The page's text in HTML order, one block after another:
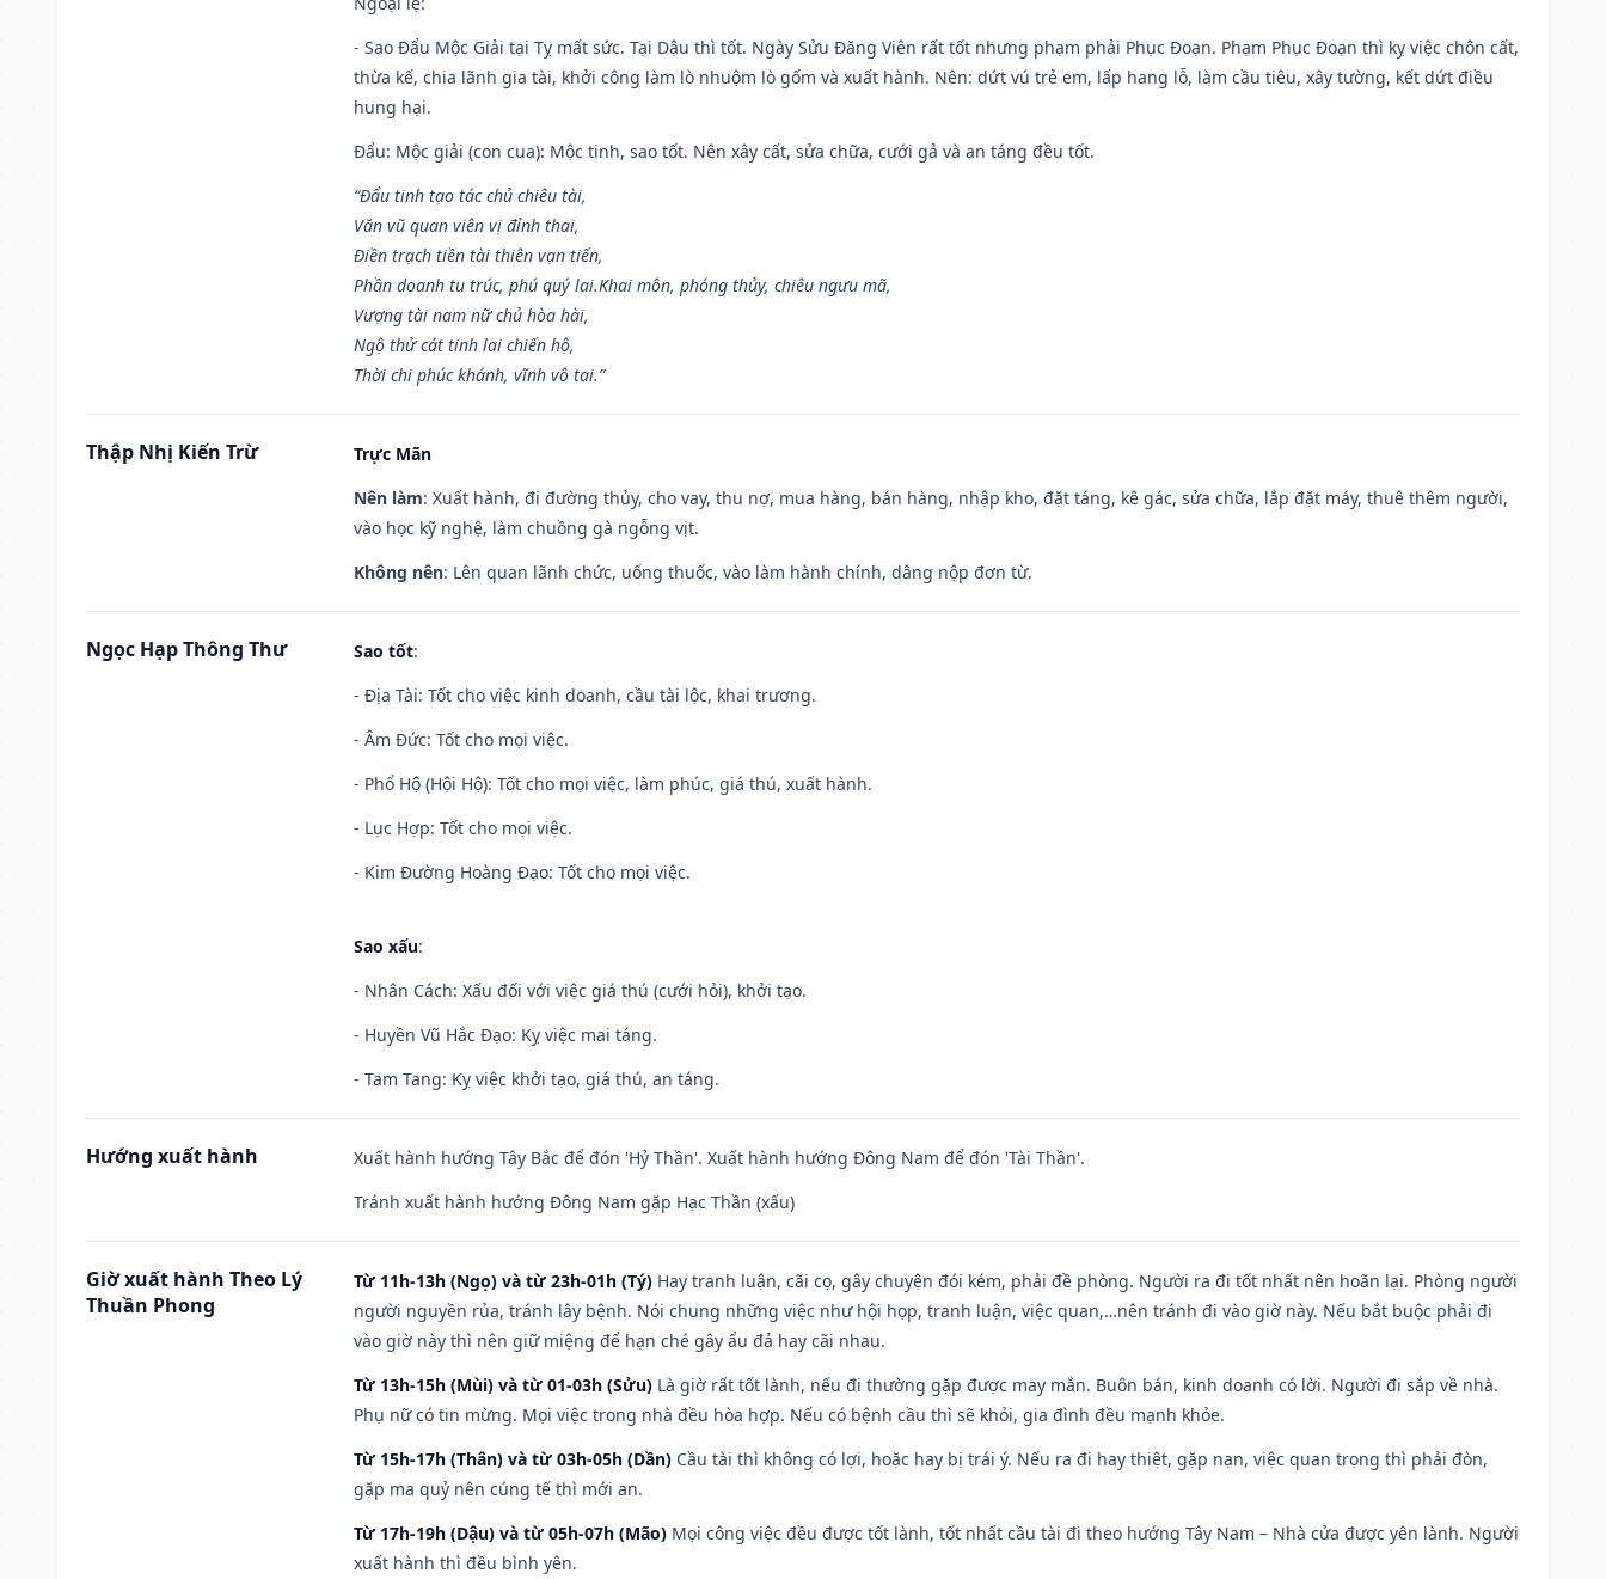
- Sao Đẩu Mộc Giải tại Tỵ mất sức. Tại Dậu thì tốt. Ngày Sửu Đăng Viên rất tốt nhưng phạm phải Phục Đoạn. Phạm Phục Đoạn thì kỵ việc chôn cất,
thừa kế, chia lãnh gia tài, khởi công làm lò nhuộm lò gốm và xuất hành. Nên: dứt vú trẻ em, lấp hang lỗ, làm cầu tiêu, xây tường, kết dứt điều
hung hại.
Đẩu: Mộc giải (con cua): Mộc tinh, sao tốt. Nên xây cất, sửa chữa, cưới gả và an táng đều tốt.
“Đẩu tinh tạo tác chủ chiêu tài,
Văn vũ quan viên vị đỉnh thai,
Điền trạch tiền tài thiên vạn tiến,
Phần doanh tu trúc, phú quý lai.Khai môn, phóng thủy, chiêu ngưu mã,
Vượng tài nam nữ chủ hòa hài,
Ngộ thử cát tinh lai chiến hộ,
Thời chi phúc khánh, vĩnh vô tai.”
Thập Nhị Kiến Trừ
Trực Mãn
Nên làm: Xuất hành, đi đường thủy, cho vay, thu nợ, mua hàng, bán hàng, nhập kho, đặt táng, kê gác, sửa chữa, lắp đặt máy, thuê thêm người,
vào học kỹ nghệ, làm chuồng gà ngỗng vịt.
Không nên: Lên quan lãnh chức, uống thuốc, vào làm hành chính, dâng nộp đơn từ.
Ngọc Hạp Thông Thư Sao tốt:
- Địa Tài: Tốt cho việc kinh doanh, cầu tài lộc, khai trương.
- Âm Đức: Tốt cho mọi việc.
- Phổ Hộ (Hội Hộ): Tốt cho mọi việc, làm phúc, giá thú, xuất hành.
- Lục Hợp: Tốt cho mọi việc.
- Kim Đường Hoàng Đạo: Tốt cho mọi việc.
Sao xấu:
- Nhân Cách: Xấu đối với việc giá thú (cưới hỏi), khởi tạo.
- Huyền Vũ Hắc Đạo: Kỵ việc mai táng.
- Tam Tang: Kỵ việc khởi tạo, giá thú, an táng.
Hướng xuất hành
Xuất hành hướng Tây Bắc để đón 'Hỷ Thần'. Xuất hành hướng Đông Nam để đón 'Tài Thần'.
Tránh xuất hành hướng Đông Nam gặp Hạc Thần (xấu)
Giờ xuất hành Theo Lý
Thuần Phong
Từ 11h-13h (Ngọ) và từ 23h-01h (Tý) Hay tranh luận, cãi cọ, gây chuyện đói kém, phải đề phòng. Người ra đi tốt nhất nên hoãn lại. Phòng người
người nguyền rủa, tránh lây bệnh. Nói chung những việc như hội họp, tranh luận, việc quan,…nên tránh đi vào giờ này. Nếu bắt buộc phải đi
vào giờ này thì nên giữ miệng để hạn ché gây ẩu đả hay cãi nhau.
Từ 13h-15h (Mùi) và từ 01-03h (Sửu) Là giờ rất tốt lành, nếu đi thường gặp được may mắn. Buôn bán, kinh doanh có lời. Người đi sắp về nhà.
Phụ nữ có tin mừng. Mọi việc trong nhà đều hòa hợp. Nếu có bệnh cầu thì sẽ khỏi, gia đình đều mạnh khỏe.
Từ 15h-17h (Thân) và từ 03h-05h (Dần) Cầu tài thì không có lợi, hoặc hay bị trái ý. Nếu ra đi hay thiệt, gặp nạn, việc quan trọng thì phải đòn,
gặp ma quỷ nên cúng tế thì mới an.
Từ 17h-19h (Dậu) và từ 05h-07h (Mão) Mọi công việc đều được tốt lành, tốt nhất cầu tài đi theo hướng Tây Nam – Nhà cửa được yên lành. Người
xuất hành thì đều bình yên.